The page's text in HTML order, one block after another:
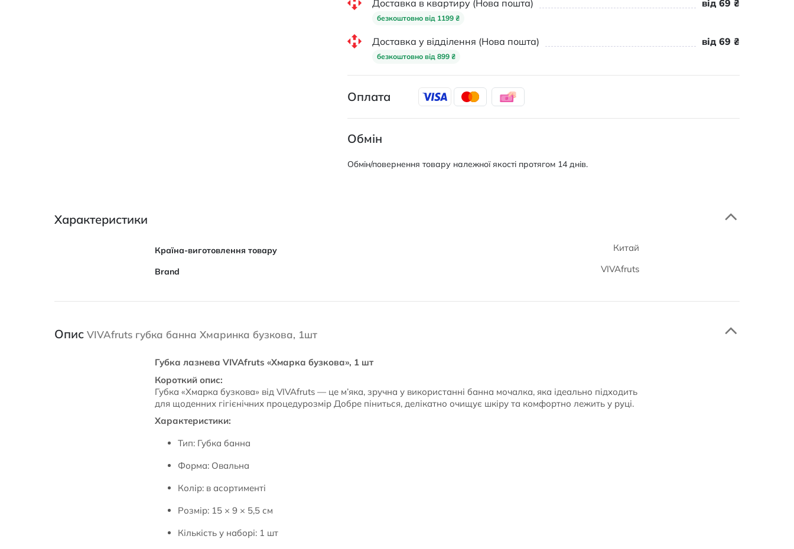
Доставка в квартиру (Нова пошта)
безкоштовно від 1199 ₴
від 69 ₴
Доставка у відділення (Нова пошта)
безкоштовно від 899 ₴
від 69 ₴
Оплата
Обмін
Обмін/повернення товару належної якості протягом 14 днів.
Характеристики
Характеристики
Країна-виготовлення товару Китай
Brand VIVAfruts
Опис VIVAfruts губка банна Хмаринка бузкова, 1шт
Губка лазнева VIVAfruts «Хмарка бузкова», 1 шт
Короткий опис:
Губка «Хмарка бузкова» від VIVAfruts — це м’яка, зручна у використанні банна мочалка, яка ідеально підходить
для щоденних гігієнічних процедурозмір Добре піниться, делікатно очищує шкіру та комфортно лежить у руці.
Характеристики:
Тип: Губка банна
Форма: Овальна
Колір: в асортименті
Розмір: 15 × 9 × 5,5 см
Кількість у наборі: 1 шт